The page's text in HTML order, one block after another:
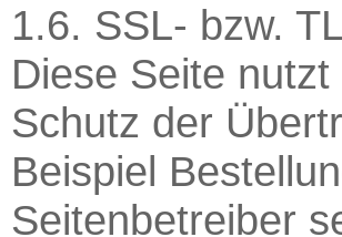
1.6. SSL- bzw.
Diese Seite
Schutz der
Beispiel
Seitenbetreiber